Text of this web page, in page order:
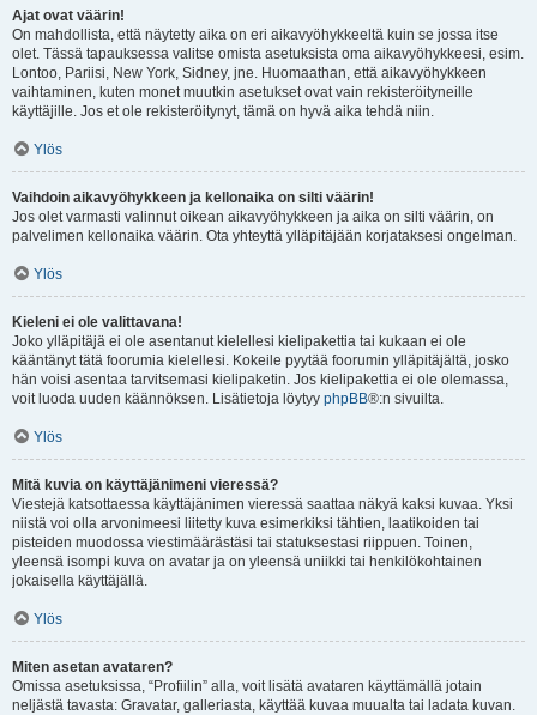
Ajat ovat väärin!
On mahdollista, että näytetty aika on eri aikavyöhykkeeltä kuin se jossa itse
olet. Tässä tapauksessa valitse omista asetuksista oma aikavyöhykkeesi, esim.
Lontoo, Pariisi, New York, Sidney, jne. Huomaathan, että aikavyöhykkeen
vaihtaminen, kuten monet muutkin asetukset ovat vain rekisteröityneille
käyttäjille. Jos et ole rekisteröitynyt, tämä on hyvä aika tehdä niin.
Ylös
Vaihdoin aikavyöhykkeen ja kellonaika on silti väärin!
Jos olet varmasti valinnut oikean aikavyöhykkeen ja aika on silti väärin, on
palvelimen kellonaika väärin. Ota yhteyttä ylläpitäjään korjataksesi ongelman.
Ylös
Kieleni ei ole valittavana!
Joko ylläpitäjä ei ole asentanut kielellesi kielipakettia tai kukaan ei ole
kääntänyt tätä foorumia kielellesi. Kokeile pyytää foorumin ylläpitäjältä, josko
hän voisi asentaa tarvitsemasi kielipaketin. Jos kielipakettia ei ole olemassa,
voit luoda uuden käännöksen. Lisätietoja löytyy phpBB®:n sivuilta.
Ylös
Mitä kuvia on käyttäjänimeni vieressä?
Viestejä katsottaessa käyttäjänimen vieressä saattaa näkyä kaksi kuvaa. Yksi
niistä voi olla arvonimeesi liitetty kuva esimerkiksi tähtien, laatikoiden tai
pisteiden muodossa viestimäärästäsi tai statuksestasi riippuen. Toinen,
yleensä isompi kuva on avatar ja on yleensä uniikki tai henkilökohtainen
jokaisella käyttäjällä.
Ylös
Miten asetan avataren?
Omissa asetuksissa, “Profiilin” alla, voit lisätä avataren käyttämällä jotain
neljästä tavasta: Gravatar, galleriasta, käyttää kuvaa muualta tai ladata kuvan.